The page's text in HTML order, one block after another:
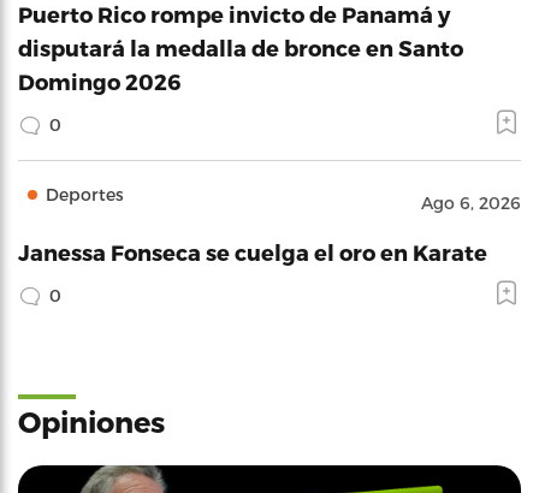
Puerto Rico rompe invicto de Panamá y
disputará la medalla de bronce en Santo
Domingo 2026
0
Deportes Ago 6, 2026
Janessa Fonseca se cuelga el oro en Karate
0
Opiniones